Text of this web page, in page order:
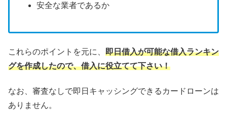
安全な業者であるか
これらのポイントを元に、 即日借入が可能な借入ランキン
グを作成したので、借入に役立てて下さい！
なお、審査なしで即日キャッシングできるカードローンは
ありません。